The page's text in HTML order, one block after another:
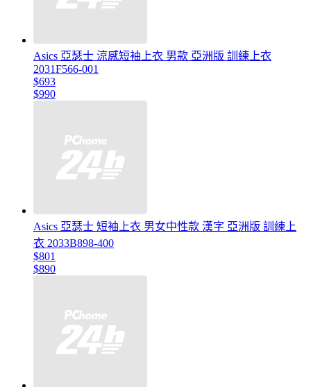
Asics 亞瑟士 涼感短袖上衣 男款 亞洲版 訓練上衣
2031F566-001
$693
$990
Asics 亞瑟士 短袖上衣 男女中性款 漢字 亞洲版 訓練上
衣 2033B898-400
$801
$890